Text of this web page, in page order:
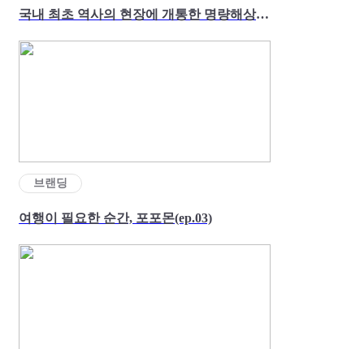
국내 최초 역사의 현장에 개통한 명량해상케이블카
브랜딩
여행이 필요한 순간, 포포몬(ep.03)